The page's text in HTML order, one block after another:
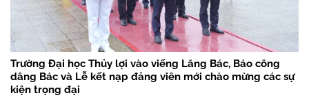
Trường Đại học Thủy lợi vào viếng Lăng Bác, Báo công
dâng Bác và Lễ kết nạp đảng viên mới chào mừng các sự
kiện trọng đại